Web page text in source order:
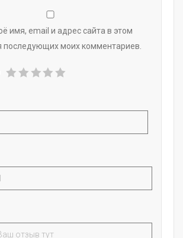
имя, email и адрес сайта в этом
последующих моих комментариев.